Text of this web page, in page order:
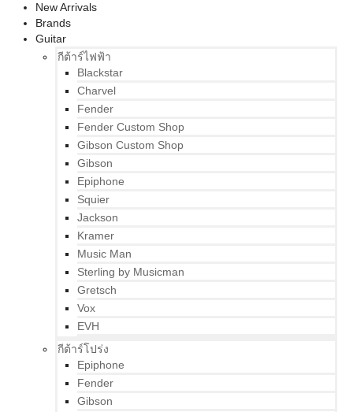
New Arrivals
Brands
Guitar
กีต้าร์ไฟฟ้า
Blackstar
Charvel
Fender
Fender Custom Shop
Gibson Custom Shop
Gibson
Epiphone
Squier
Jackson
Kramer
Music Man
Sterling by Musicman
Gretsch
Vox
EVH
กีต้าร์โปร่ง
Epiphone
Fender
Gibson